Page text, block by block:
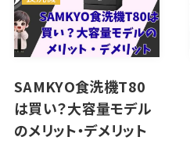
SAMKYO食洗機T80
は買い？大容量モデル
のメリット・デメリット